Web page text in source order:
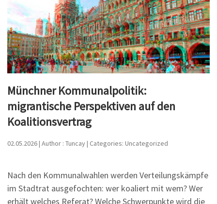
Münchner Kommunalpolitik:
migrantische Perspektiven auf den
Koalitionsvertrag
02.05.2026 | Author : Tuncay | Categories: Uncategorized
Nach den Kommunalwahlen werden Verteilungskämpfe
im Stadtrat ausgefochten: wer koaliert mit wem? Wer
erhält welches Referat? Welche Schwerpunkte wird die